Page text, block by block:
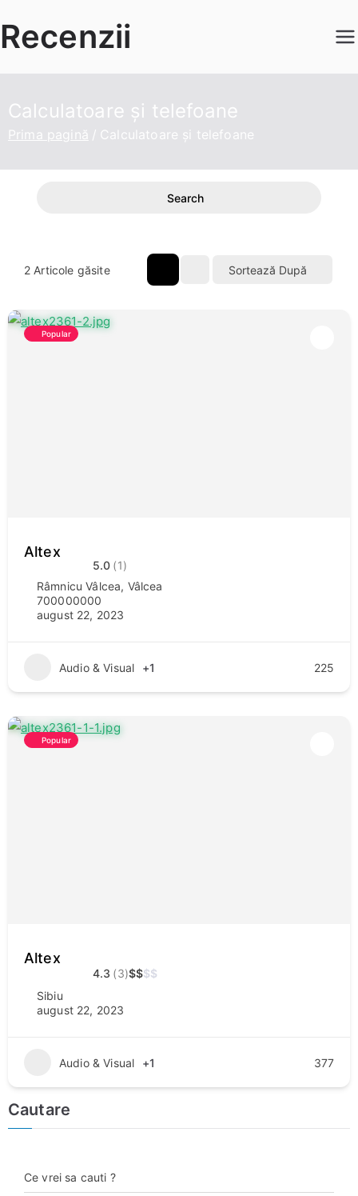
la
Recenzii
Calculatoare și telefoane
Prima pagină Calculatoare și telefoane
Search
2 Articole găsite Sortează După
Popular
Altex
5.0 (1)
Râmnicu Vâlcea, Vâlcea
700000000
august 22, 2023
Audio & Visual +1 225
Popular
Altex
4.3 (3)$$$$
Sibiu
august 22, 2023
Audio & Visual +1 377
Cautare
Ce vrei sa cauti ?